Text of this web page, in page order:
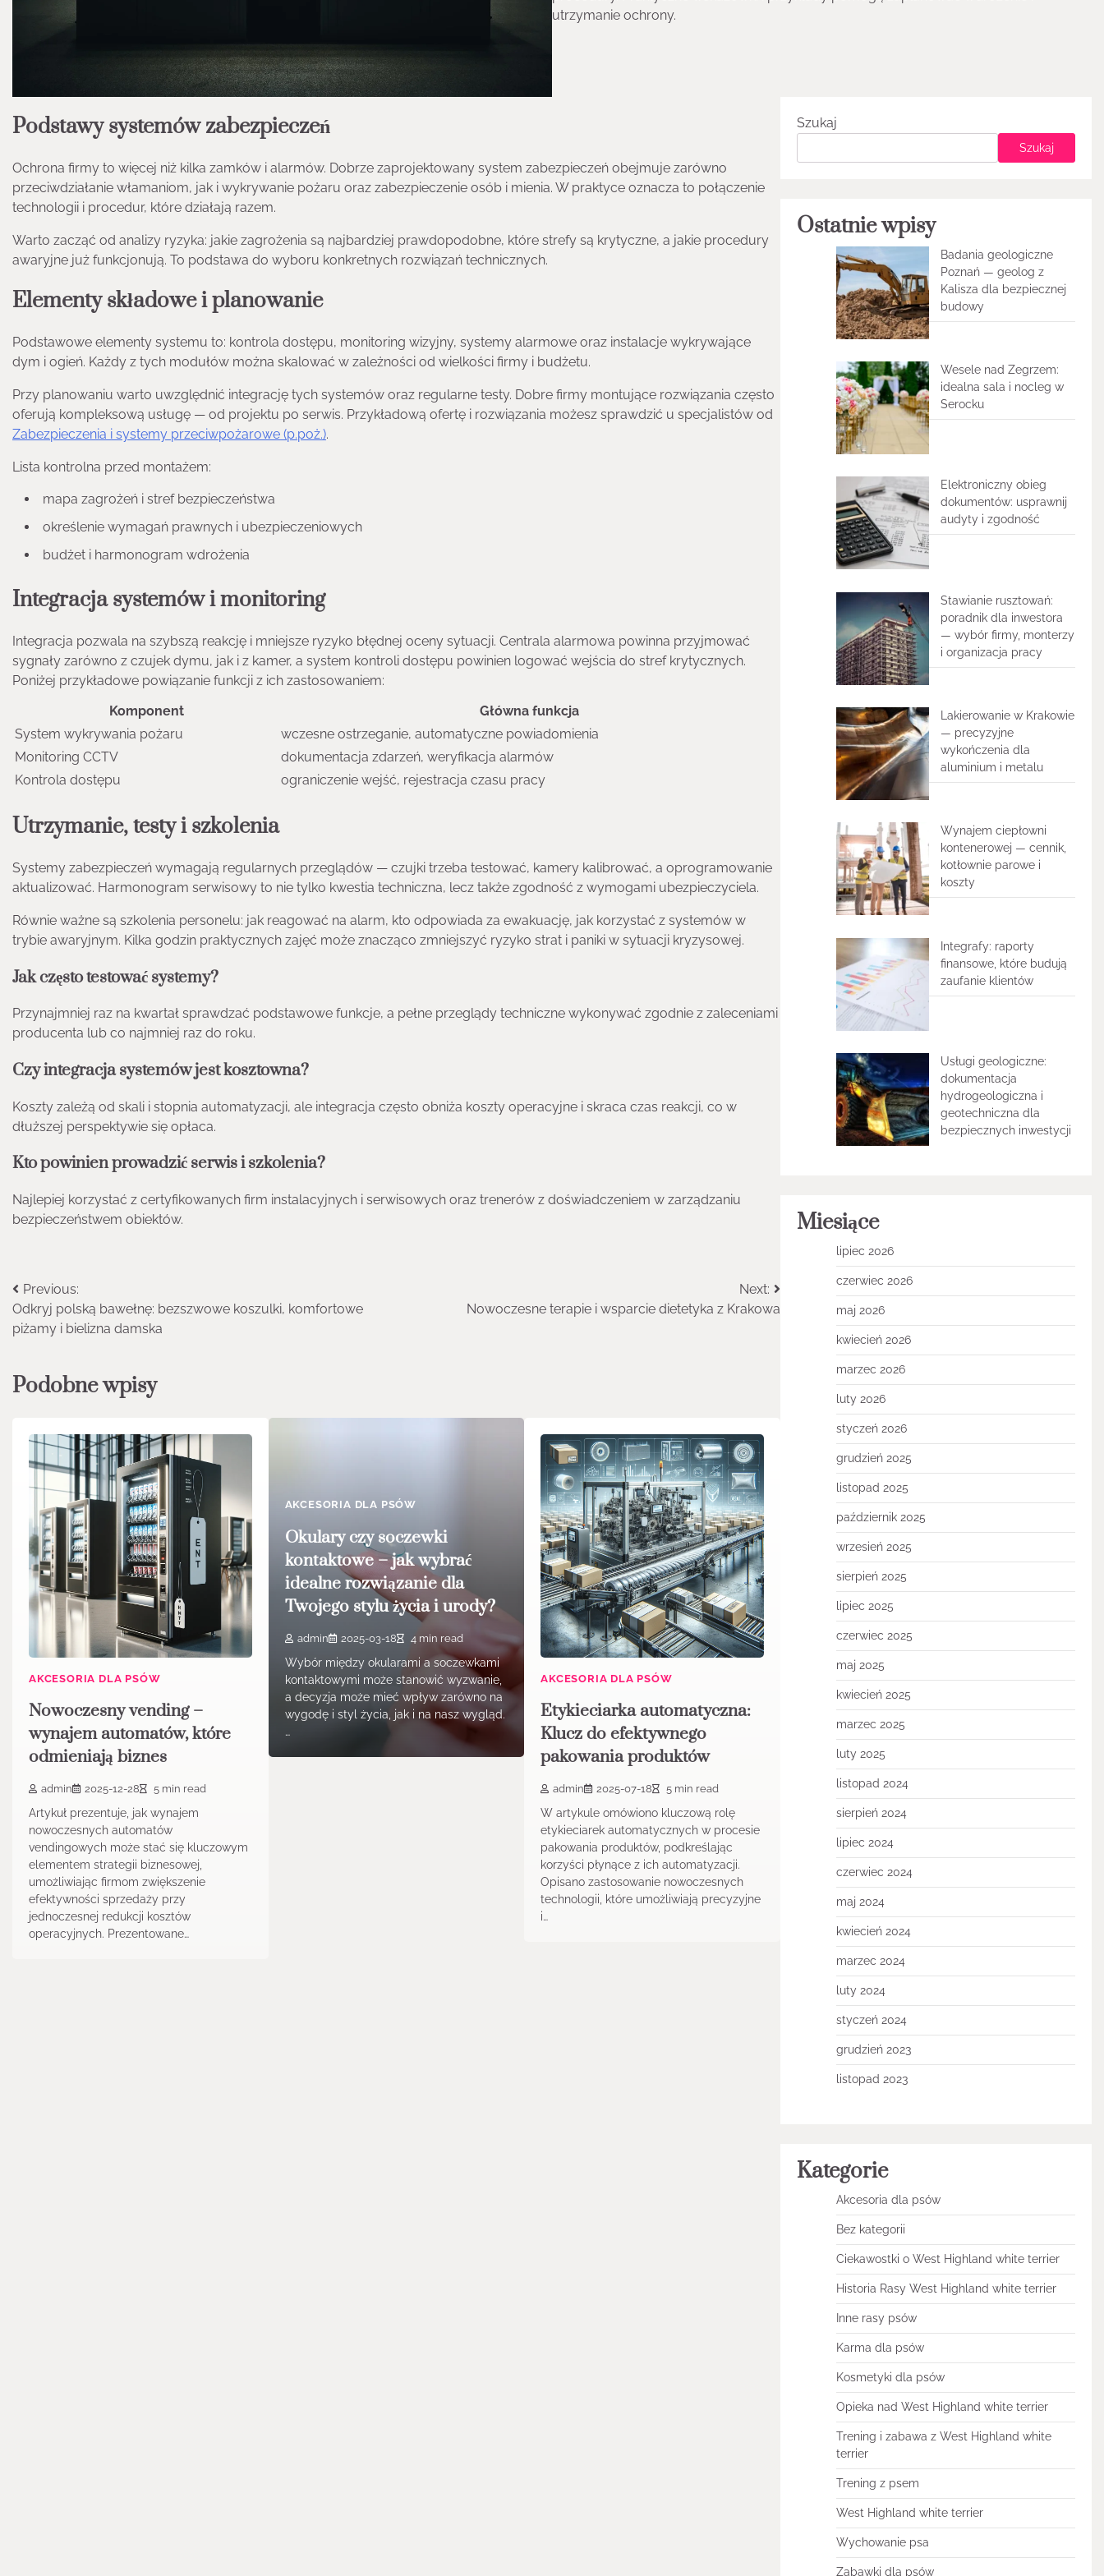
utrzymanie ochrony.
Podstawy systemów zabezpieczeń
Ochrona firmy to więcej niż kilka zamków i alarmów. Dobrze zaprojektowany system zabezpieczeń obejmuje zarówno
przeciwdziałanie włamaniom, jak i wykrywanie pożaru oraz zabezpieczenie osób i mienia. W praktyce oznacza to połączenie
technologii i procedur, które działają razem.
Warto zacząć od analizy ryzyka: jakie zagrożenia są najbardziej prawdopodobne, które strefy są krytyczne, a jakie procedury
awaryjne już funkcjonują. To podstawa do wyboru konkretnych rozwiązań technicznych.
Elementy składowe i planowanie
Podstawowe elementy systemu to: kontrola dostępu, monitoring wizyjny, systemy alarmowe oraz instalacje wykrywające
dym i ogień. Każdy z tych modułów można skalować w zależności od wielkości firmy i budżetu.
Przy planowaniu warto uwzględnić integrację tych systemów oraz regularne testy. Dobre firmy montujące rozwiązania często
oferują kompleksową usługę — od projektu po serwis. Przykładową ofertę i rozwiązania możesz sprawdzić u specjalistów od
Zabezpieczenia i systemy przeciwpożarowe (p.poż.).
Lista kontrolna przed montażem:
mapa zagrożeń i stref bezpieczeństwa
określenie wymagań prawnych i ubezpieczeniowych
budżet i harmonogram wdrożenia
Integracja systemów i monitoring
Integracja pozwala na szybszą reakcję i mniejsze ryzyko błędnej oceny sytuacji. Centrala alarmowa powinna przyjmować
sygnały zarówno z czujek dymu, jak i z kamer, a system kontroli dostępu powinien logować wejścia do stref krytycznych.
Poniżej przykładowe powiązanie funkcji z ich zastosowaniem:
Komponent
Główna funkcja
System wykrywania pożaru
wczesne ostrzeganie, automatyczne powiadomienia
Monitoring CCTV
dokumentacja zdarzeń, weryfikacja alarmów
Kontrola dostępu
ograniczenie wejść, rejestracja czasu pracy
Utrzymanie, testy i szkolenia
Systemy zabezpieczeń wymagają regularnych przeglądów — czujki trzeba testować, kamery kalibrować, a oprogramowanie
aktualizować. Harmonogram serwisowy to nie tylko kwestia techniczna, lecz także zgodność z wymogami ubezpieczyciela.
Równie ważne są szkolenia personelu: jak reagować na alarm, kto odpowiada za ewakuację, jak korzystać z systemów w
trybie awaryjnym. Kilka godzin praktycznych zajęć może znacząco zmniejszyć ryzyko strat i paniki w sytuacji kryzysowej.
Jak często testować systemy?
Przynajmniej raz na kwartał sprawdzać podstawowe funkcje, a pełne przeglądy techniczne wykonywać zgodnie z zaleceniami
producenta lub co najmniej raz do roku.
Czy integracja systemów jest kosztowna?
Koszty zależą od skali i stopnia automatyzacji, ale integracja często obniża koszty operacyjne i skraca czas reakcji, co w
dłuższej perspektywie się opłaca.
Kto powinien prowadzić serwis i szkolenia?
Najlepiej korzystać z certyfikowanych firm instalacyjnych i serwisowych oraz trenerów z doświadczeniem w zarządzaniu
bezpieczeństwem obiektów.
Nawigacja
wpisu
Previous:
Odkryj polską bawełnę: bezszwowe koszulki, komfortowe
piżamy i bielizna damska
Next:
Nowoczesne terapie i wsparcie dietetyka z Krakowa
Podobne wpisy
AKCESORIA DLA PSÓW
Nowoczesny vending –
wynajem automatów, które
odmieniają biznes
admin 2025-12-28 5 min read
Artykuł prezentuje, jak wynajem
nowoczesnych automatów
vendingowych może stać się kluczowym
elementem strategii biznesowej,
umożliwiając firmom zwiększenie
efektywności sprzedaży przy
jednoczesnej redukcji kosztów
operacyjnych. Prezentowane…
AKCESORIA DLA PSÓW
Okulary czy soczewki
kontaktowe – jak wybrać
idealne rozwiązanie dla
Twojego stylu życia i urody?
admin 2025-03-18 4 min read
Wybór między okularami a soczewkami
kontaktowymi może stanowić wyzwanie,
a decyzja może mieć wpływ zarówno na
wygodę i styl życia, jak i na nasz wygląd.
…
AKCESORIA DLA PSÓW
Etykieciarka automatyczna:
Klucz do efektywnego
pakowania produktów
admin 2025-07-18 5 min read
W artykule omówiono kluczową rolę
etykieciarek automatycznych w procesie
pakowania produktów, podkreślając
korzyści płynące z ich automatyzacji.
Opisano zastosowanie nowoczesnych
technologii, które umożliwiają precyzyjne
i…
Szukaj
Szukaj
Ostatnie wpisy
Badania geologiczne
Poznań — geolog z
Kalisza dla bezpiecznej
budowy
Wesele nad Zegrzem:
idealna sala i nocleg w
Serocku
Elektroniczny obieg
dokumentów: usprawnij
audyty i zgodność
Stawianie rusztowań:
poradnik dla inwestora
— wybór firmy, monterzy
i organizacja pracy
Lakierowanie w Krakowie
— precyzyjne
wykończenia dla
aluminium i metalu
Wynajem ciepłowni
kontenerowej — cennik,
kotłownie parowe i
koszty
Integrafy: raporty
finansowe, które budują
zaufanie klientów
Usługi geologiczne:
dokumentacja
hydrogeologiczna i
geotechniczna dla
bezpiecznych inwestycji
Miesiące
lipiec 2026
czerwiec 2026
maj 2026
kwiecień 2026
marzec 2026
luty 2026
styczeń 2026
grudzień 2025
listopad 2025
październik 2025
wrzesień 2025
sierpień 2025
lipiec 2025
czerwiec 2025
maj 2025
kwiecień 2025
marzec 2025
luty 2025
listopad 2024
sierpień 2024
lipiec 2024
czerwiec 2024
maj 2024
kwiecień 2024
marzec 2024
luty 2024
styczeń 2024
grudzień 2023
listopad 2023
Kategorie
Akcesoria dla psów
Bez kategorii
Ciekawostki o West Highland white terrier
Historia Rasy West Highland white terrier
Inne rasy psów
Karma dla psów
Kosmetyki dla psów
Opieka nad West Highland white terrier
Trening i zabawa z West Highland white
terrier
Trening z psem
West Highland white terrier
Wychowanie psa
Zabawki dla psów